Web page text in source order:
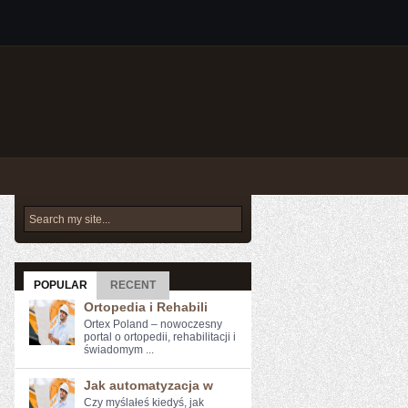
POPULAR RECENT
Ortopedia i Rehabili
Ortex Poland – nowoczesny
portal o ortopedii, rehabilitacji i
świadomym ...
Jak automatyzacja w
Czy myślałeś kiedyś, jak⁤